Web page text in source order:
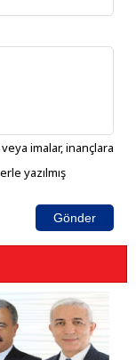
imalar, inançlara
yazılmış
Gönder